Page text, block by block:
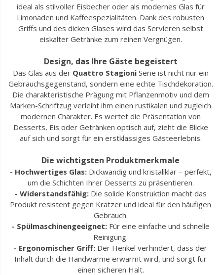
ideal als stilvoller Eisbecher oder als modernes Glas für
Limonaden und Kaffeespezialitäten. Dank des robusten
Griffs und des dicken Glases wird das Servieren selbst
eiskalter Getränke zum reinen Vergnügen.
Design, das Ihre Gäste begeistert
Das Glas aus der Quattro StagioniSerie ist nicht nur ein
Gebrauchsgegenstand, sondern eine echte Tischdekoration.
Die charakteristische Prägung mit Pflanzenmotiv und dem
Marken-Schriftzug verleiht ihm einen rustikalen und zugleich
modernen Charakter. Es wertet die Präsentation von
Desserts, Eis oder Getränken optisch auf, zieht die Blicke
auf sich und sorgt für ein erstklassiges Gästeerlebnis.
Die wichtigsten Produktmerkmale
- Hochwertiges Glas:Dickwandig und kristallklar – perfekt,
um die Schichten Ihrer Desserts zu präsentieren.
- Widerstandsfähig:Die solide Konstruktion macht das
Produkt resistent gegen Kratzer und ideal für den häufigen
Gebrauch.
- Spülmaschinengeeignet:Für eine einfache und schnelle
Reinigung.
- Ergonomischer Griff: Der Henkel verhindert, dass der
Inhalt durch die Handwärme erwärmt wird, und sorgt für
einen sicheren Halt.